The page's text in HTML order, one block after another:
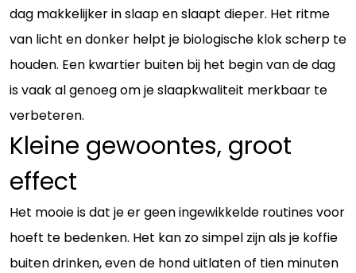
dag makkelijker in slaap en slaapt dieper. Het ritme
van licht en donker helpt je biologische klok scherp te
houden. Een kwartier buiten bij het begin van de dag
is vaak al genoeg om je slaapkwaliteit merkbaar te
verbeteren.
Kleine gewoontes, groot
effect
Het mooie is dat je er geen ingewikkelde routines voor
hoeft te bedenken. Het kan zo simpel zijn als je koffie
buiten drinken, even de hond uitlaten of tien minuten